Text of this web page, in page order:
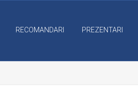
RECOMANDARI PREZENTARI